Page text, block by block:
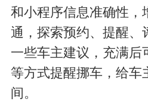
和小程序信息准确性，
通，探索预约、提醒、
一些车主建议，充满后
等方式提醒挪车，给车
间。